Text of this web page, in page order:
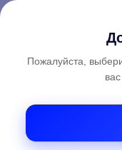
Пожалуйста,